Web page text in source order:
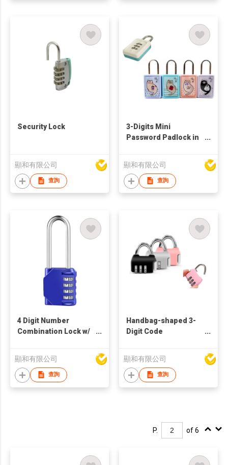
Security Lock
顯和有限公司
查詢
3-Digits Mini
Password Padlock in
顯和有限公司
查詢
4 Digit Number
Combination Lock w/
顯和有限公司
查詢
Handbag-shaped 3-
Digit Code
顯和有限公司
查詢
P. of 6